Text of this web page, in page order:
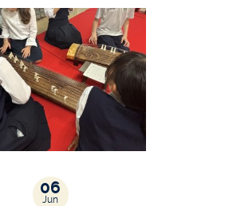
06
Jun